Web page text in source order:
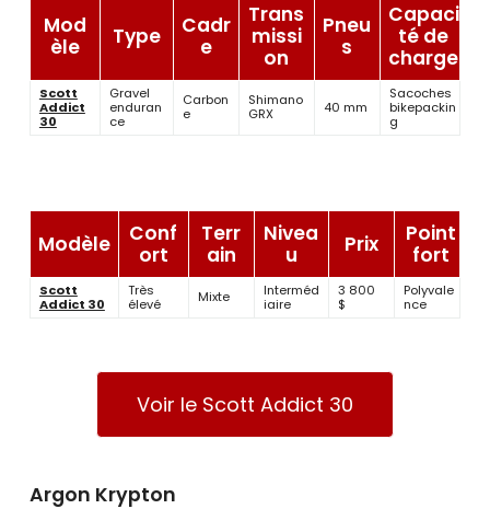
Mod
èle
Type
Cadr
e
Trans
missi
on
Pneu
s
Capaci
té de
charge
Scott
Addict
30
Gravel
enduran
ce
Carbon
e
Shimano
GRX
40 mm
Sacoches
bikepackin
g
Modèle
Conf
ort
Terr
ain
Nivea
u
Prix
Point
fort
Scott
Addict 30
Très
élevé
Mixte
Interméd
iaire
3 800
$
Polyvale
nce
Voir le Scott Addict 30
Argon Krypton